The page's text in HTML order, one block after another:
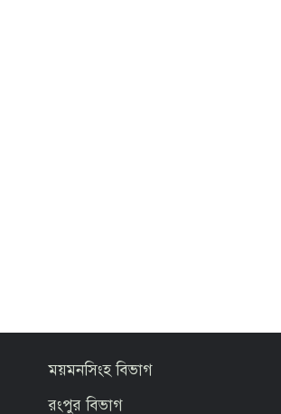
ময়মনসিংহ বিভাগ
রংপুর বিভাগ